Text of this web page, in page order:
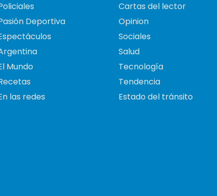
Deportiva
Mundo
las redes
Cartas del lector
Opinion
Sociales
Salud
Tecnología
Tendencia
Estado del tránsito